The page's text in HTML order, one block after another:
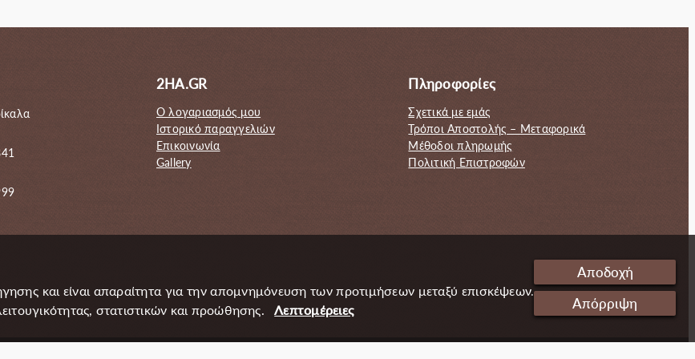
2HA.GR
Ο λογαριασμός μου
Ιστορικό παραγγελιών
Επικοινωνία
Gallery
Πληροφορίες
Σχετικά με εμάς
Τρόποι Αποστολής – Μεταφορικά
Μέθοδοι πληρωμής
Πολιτική Επιστροφών
και είναι απαραίτητα για την απομνημόνευση των προτιμήσεων μεταξύ επισκέψεων.
στατιστικών και προώθησης.
Λεπτομέρειες
Αποδοχή
Απόρριψη